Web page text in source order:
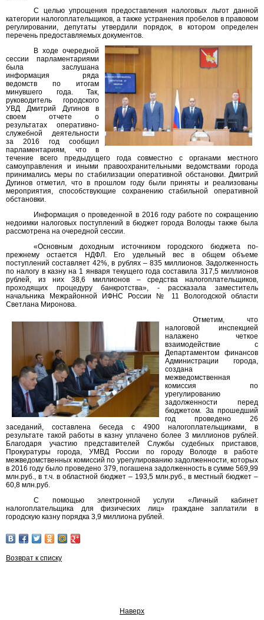
С целью упрощения предоставления налоговых льгот данной
категории налогоплательщиков, а также устранения пробелов в правовом
регулировании, депутаты утвердили порядок, в котором определен
перечень предоставляемых документов.
В ходе очередной
сессии парламентариями
была заслушана
информация ряда
ведомств по итогам
минувшего года. Так,
руководитель городского
УВД Дмитрий Дугинов в
своем отчете о
результатах оперативно-
служебной деятельности
за 2016 год сообщил
парламентариям, что в
течение всего предыдущего года совместно с органами местного
самоуправления и иными правоохранительными ведомствами города
принимались меры по стабилизации оперативной обстановки. Дмитрий
Дугинов отметил, что в прошлом году были приняты и реализованы
мероприятия, способствующие сохранению стабильной оперативной
обстановки.
Информация о проведенной в 2016 году работе по сокращению
недоимки налоговых поступлений в бюджет города Вологды также была
рассмотрена на очередной сессии.
«Основным доходным источником городского бюджета по-
прежнему остается НДФЛ. Его удельный вес в общем объеме
поступлений составляет 42%, в рублях – 835 миллионов. Задолженность
по налогу в казну на 1 января текущего года составила 317,5 миллионов
рублей, из них 38,6 миллионов – средства налогоплательщиков,
проходящих процедуру банкротства», - рассказала заместитель
начальника Межрайонной ИФНС России № 11 Вологодской области
Светлана Миронова.
Отметим, что
налоговой инспекцией
налажено четкое
взаимодействие с
Департаментом финансов
Администрации города,
создана
межведомственная
комиссия по
урегулированию
задолженности перед
бюджетом. За прошедший
год проведено 26
заседаний, составлена беседа с 4900 налогоплательщиками, в
результате такой работы в казну уплачено более 3 миллионов рублей.
Благодаря участию представителей Службы судебных приставов,
Прокуратуры города, УМВД России по городу Вологде в работе
межведомственных комиссий по урегулированию задолженности, которых
в 2016 году было проведено 379, погашена задолженность в сумме 569,99
млн.руб., в т.ч. в областной бюджет – 193,5 млн.руб., в местный бюджет –
60,8 млн.руб.
С помощью электронной услуги «Личный кабинет
налогоплательщика для физических лиц» граждане заплатили в
городскую казну порядка 3,9 миллиона рублей.
Возврат к списку
Наверх